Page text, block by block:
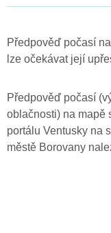
Předpověď počasí
lze očekávat její
Předpověď počasí
oblačnosti) na mapě
portálu Ventusky na
městě Borovany